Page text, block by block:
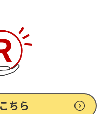
ちら